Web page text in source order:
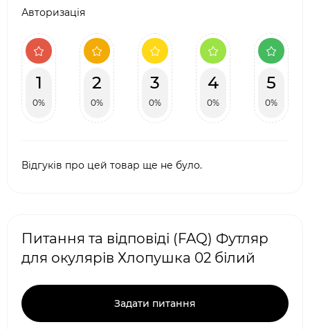
Авторизація
1
0%
2
0%
3
0%
4
0%
5
0%
Відгуків про цей товар ще не було.
Питання та відповіді (FAQ) Футляр
для окулярів Хлопушка 02 білий
Задати питання